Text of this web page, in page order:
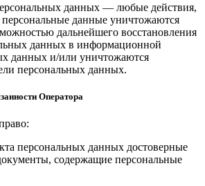
данных — любые действия,
персональные данные уничтожаются
дальнейшего восстановления
данных в информационной
данных и/или уничтожаются
персональных данных.
Оператора
персональных данных достоверные
содержащие персональные